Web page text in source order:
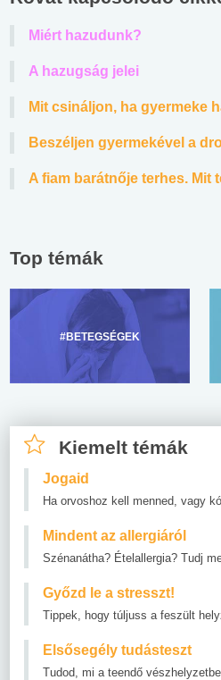
Miért hazudunk?
A hazugság jelei
Mit csináljon, ha gyermeke
Beszéljen gyermekével a
A fiam barátnője terhes. Mit
Top témák
#BETEGSÉGEK
Kiemelt témák
Jogaid
Ha orvoshoz kell menned, vagy
Mindent az allergiáról
Szénanátha? Ételallergia? Tudj
Győzd le a stresszt!
Tippek, hogy túljuss a feszült
Elsősegély tudásteszt
Tudod, mi a teendő